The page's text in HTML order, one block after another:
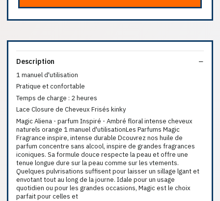
Description
1 manuel d'utilisation
Pratique et confortable
Temps de charge : 2 heures
Lace Closure de Cheveux Frisés kinky
Magic Aliena - parfum Inspiré - Ambré floral intense cheveux
naturels orange 1 manuel d'utilisationLes Parfums Magic
Fragrance inspire, intense durable Dcouvrez nos huile de
parfum concentre sans alcool, inspire de grandes fragrances
iconiques. Sa formule douce respecte la peau et offre une
tenue longue dure sur la peau comme sur les vtements.
Quelques pulvrisations suffisent pour laisser un sillage lgant et
envotant tout au long de la journe. Idale pour un usage
quotidien ou pour les grandes occasions, Magic est le choix
parfait pour celles et